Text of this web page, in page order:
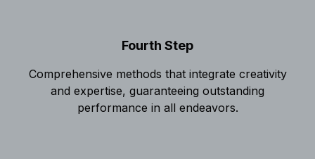
Fourth Step
Comprehensive methods that integrate creativity
and expertise, guaranteeing outstanding
performance in all endeavors.